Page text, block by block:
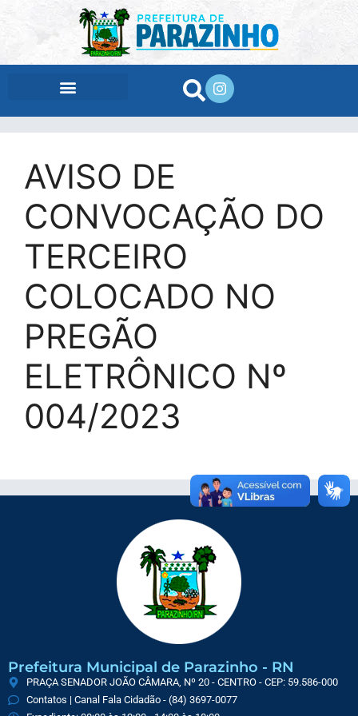
AVISO DE
CONVOCAÇÃO DO
TERCEIRO
COLOCADO NO
PREGÃO
ELETRÔNICO Nº
004/2023
Prefeitura Municipal de Parazinho - RN
PRAÇA SENADOR JOÃO CÂMARA, Nº 20 - CENTRO - CEP: 59.586-000
Contatos | Canal Fala Cidadão - (84) 3697-0077